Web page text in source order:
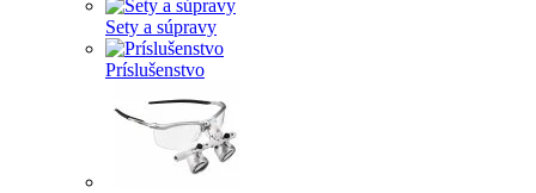
Sety a súpravy
Príslušenstvo